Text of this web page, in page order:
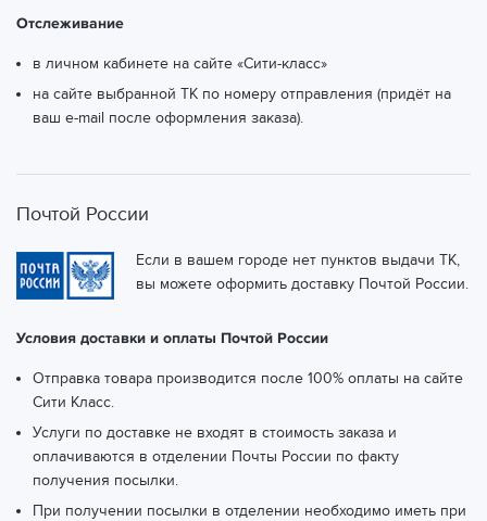
Отслеживание
в личном кабинете на сайте «Сити-класс»
на сайте выбранной ТК по номеру отправления (придёт на
ваш e-mail после оформления заказа).
Почтой России
Если в вашем городе нет пунктов выдачи ТК,
вы можете оформить доставку Почтой России.
Условия доставки и оплаты Почтой России
Отправка товара производится после 100% оплаты на сайте
Сити Класс.
Услуги по доставке не входят в стоимость заказа и
оплачиваются в отделении Почты России по факту
получения посылки.
При получении посылки в отделении необходимо иметь при